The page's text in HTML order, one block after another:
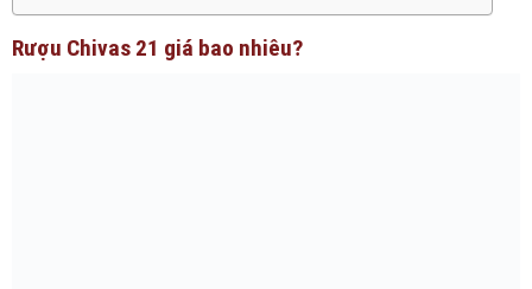
Rượu Chivas 21 giá bao nhiêu?